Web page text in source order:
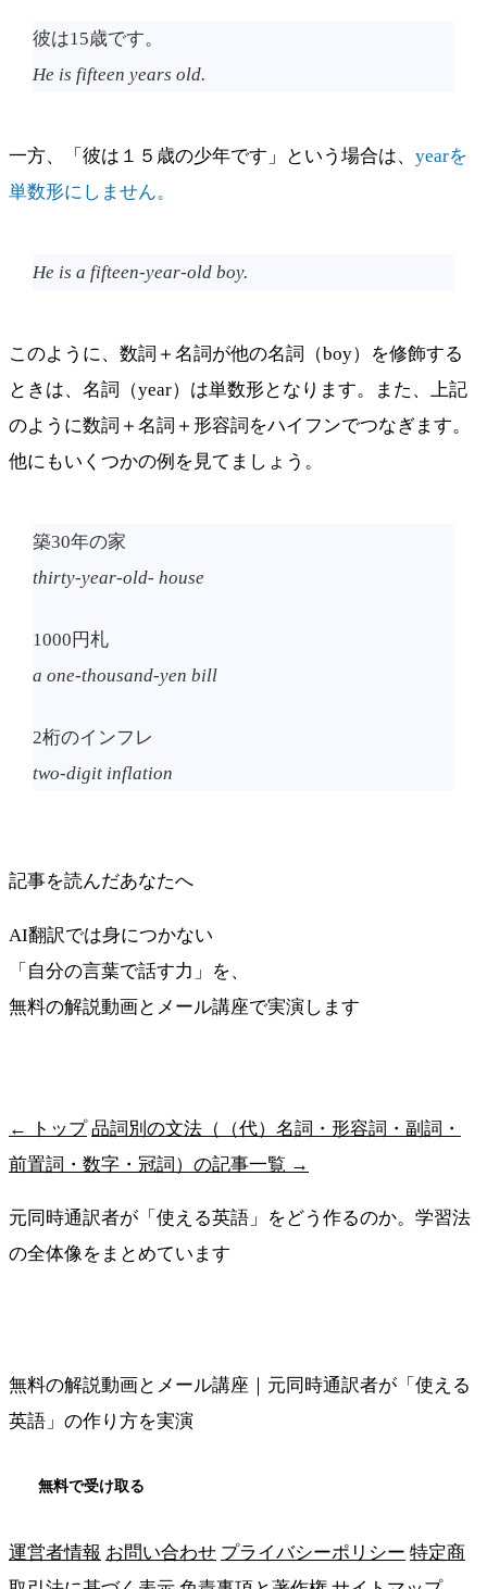
彼は15歳です。
He is fifteen years old.
一方、「彼は１５歳の少年です」という場合は、 yearを
単数形にしません。
He is a fifteen-year-old boy.
このように、数詞＋名詞が他の名詞（boy）を修飾する
ときは、名詞（year）は単数形となります。また、上記
のように数詞＋名詞＋形容詞をハイフンでつなぎます。
他にもいくつかの例を見てましょう。
築30年の家
thirty-year-old- house
1000円札
a one-thousand-yen bill
2桁のインフレ
two-digit inflation
記事を読んだあなたへ
AI翻訳では身につかない
「自分の言葉で話す力」を、
無料の解説動画とメール講座で実演します
← トップ 品詞別の文法（（代）名詞・形容詞・副詞・
前置詞・数字・冠詞）の記事一覧 →
元同時通訳者が「使える英語」をどう作るのか。学習法
の全体像をまとめています
無料の解説動画とメール講座｜元同時通訳者が「使える
英語」の作り方を実演
無料で受け取る
運営者情報 お問い合わせ プライバシーポリシー 特定商